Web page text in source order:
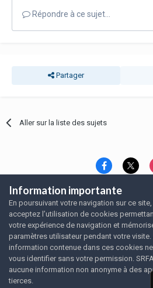
Répondre à ce sujet…
Partager
Aller sur la liste des sujets
Langue Thème
Nous contacter
SRFA, l'association des
Powered by Invision
Information importante
En poursuivant votre navigation sur ce
acceptez l’utilisation de cookies
votre expérience de navigation et
paramètres utilisateur pendant votre visite.
information contenue dans ces cookies
vous identifier sans votre permission.
aucune information non anonyme à des
tierces.